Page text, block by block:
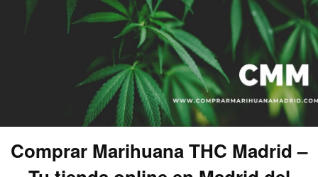
Comprar Marihuana THC Madrid –